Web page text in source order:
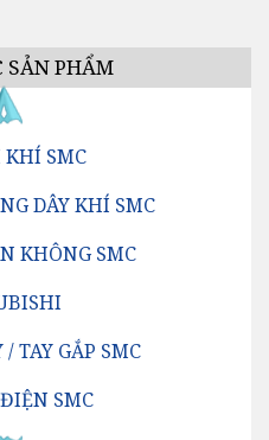
SẢN PHẨM
SMC
DÂY KHÍ SMC
KHÔNG SMC
TAY GẮP SMC
SMC